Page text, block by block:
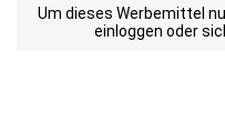
Um dieses Werbemittel
einloggen oder